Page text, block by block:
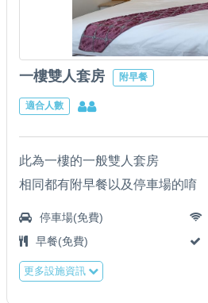
一樓雙人套房 附早餐
適合人數
此為一樓的一般雙人套房
相同都有附早餐以及停車場的唷
停車場(免費)
早餐(免費)
更多設施資訊